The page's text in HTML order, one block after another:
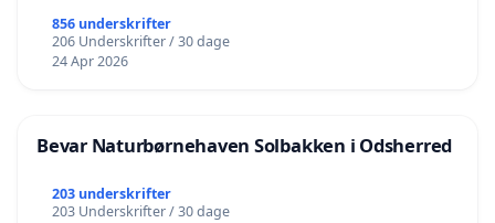
856 underskrifter
206 Underskrifter / 30 dage
24 Apr 2026
Bevar Naturbørnehaven Solbakken i Odsherred
203 underskrifter
203 Underskrifter / 30 dage